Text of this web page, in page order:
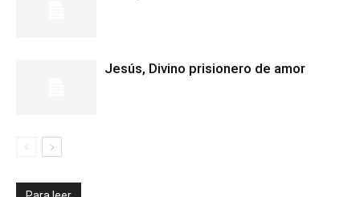
Jesús, Divino prisionero de amor